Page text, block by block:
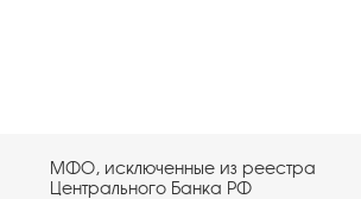
МФО, исключенные из реестра
Центрального Банка РФ